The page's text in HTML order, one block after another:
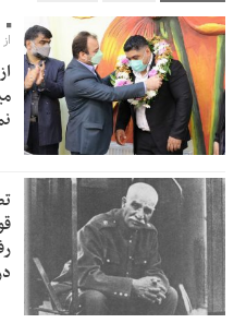
0:58
تسهیلات اشتغالزایی در
اولویت‌های گیلان پرداخت شود
2:53
زمان جلسه سرنوشت‌ساز
قلعه‌نویی مشخص شد
2:50
دفتر رهبر انقلاب: مطالب
2:46
بقائی: فضای مذاکرات فنی و
هرمز، مثبت است
1:30
رئیس سازمان جهاد کشاورزی
دریافت یارانه کود اقدام کنند